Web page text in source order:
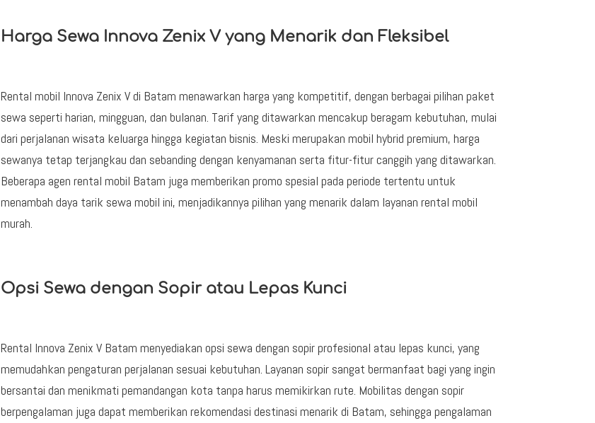
Harga Sewa Innova Zenix V yang Menarik dan Fleksibel
Rental mobil Innova Zenix V di Batam menawarkan harga yang kompetitif, dengan berbagai pilihan paket
sewa seperti harian, mingguan, dan bulanan. Tarif yang ditawarkan mencakup beragam kebutuhan, mulai
dari perjalanan wisata keluarga hingga kegiatan bisnis. Meski merupakan mobil hybrid premium, harga
sewanya tetap terjangkau dan sebanding dengan kenyamanan serta fitur-fitur canggih yang ditawarkan.
Beberapa agen rental mobil Batam juga memberikan promo spesial pada periode tertentu untuk
menambah daya tarik sewa mobil ini, menjadikannya pilihan yang menarik dalam layanan rental mobil
murah.
Opsi Sewa dengan Sopir atau Lepas Kunci
Rental Innova Zenix V Batam menyediakan opsi sewa dengan sopir profesional atau lepas kunci, yang
memudahkan pengaturan perjalanan sesuai kebutuhan. Layanan sopir sangat bermanfaat bagi yang ingin
bersantai dan menikmati pemandangan kota tanpa harus memikirkan rute. Mobilitas dengan sopir
berpengalaman juga dapat memberikan rekomendasi destinasi menarik di Batam, sehingga pengalaman